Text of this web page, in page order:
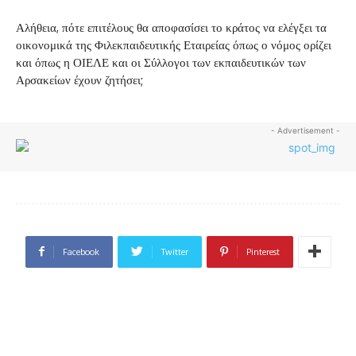
Αλήθεια, πότε επιτέλους θα αποφασίσει το κράτος να ελέγξει τα
οικονομικά της Φιλεκπαιδευτικής Εταιρείας όπως ο νόμος ορίζει
και όπως η ΟΙΕΛΕ και οι Σύλλογοι των εκπαιδευτικών των
Αρσακείων έχουν ζητήσει;
- Advertisement -
Facebook Twitter Pinterest